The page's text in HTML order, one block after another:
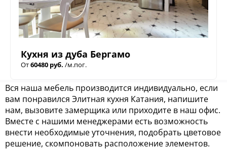
Кухня из дуба Бергамо
От60480 руб. /м.пог.
Вся наша мебель производится индивидуально, если
вам понравился Элитная кухня Катания, напишите
нам, вызовите замерщика или приходите в наш офис.
Вместе с нашими менеджерами есть возможность
внести необходимые уточнения, подобрать цветовое
решение, скомпоновать расположение элементов.